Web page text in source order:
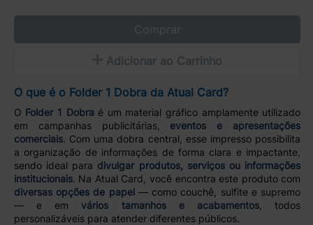
Comprar
Adicionar ao Carrinho
O que é o Folder 1 Dobra da Atual Card?
O Folder 1 Dobra é um material gráfico amplamente utilizado
em campanhas publicitárias, eventos e apresentações
comerciais. Com uma dobra central, esse impresso possibilita
a organização de informações de forma clara e impactante,
sendo ideal para divulgar produtos, serviços ou informações
institucionais. Na Atual Card, você encontra este produto com
diversas opções de papel— como couchê, sulfite e supremo
— e emvários tamanhos e acabamentos, todos
personalizáveis para atender diferentes públicos.